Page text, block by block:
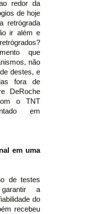
redor da
de hoje
retrógrada
ir além e
que
não
destes, e
fora de
DeRoche
o TNT
em
em uma
de testes
a
do
recebeu